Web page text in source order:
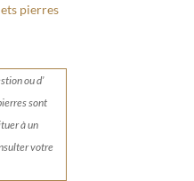
pierres
ou d’
sont
à un
votre